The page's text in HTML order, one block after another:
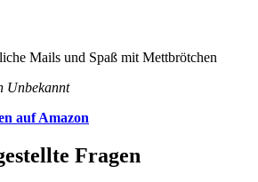
Mails und Spaß mit Mettbrötchen
Unbekannt
auf Amazon
Fragen